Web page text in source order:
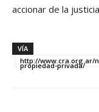
accionar de la
VÍA
http://www.cra.org.ar/
propiedad-privada/